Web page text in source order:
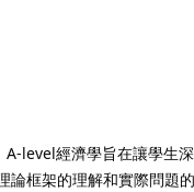
level經濟學旨在讓學生
框架的理解和實際問題的